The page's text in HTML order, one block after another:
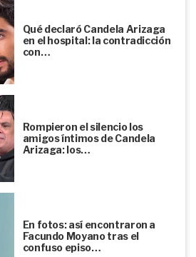
Qué declaró Candela Arizaga
en el hospital: la contradicción
con…
Rompieron el silencio los
amigos íntimos de Candela
Arizaga: los…
En fotos: así encontraron a
Facundo Moyano tras el
confuso episo…